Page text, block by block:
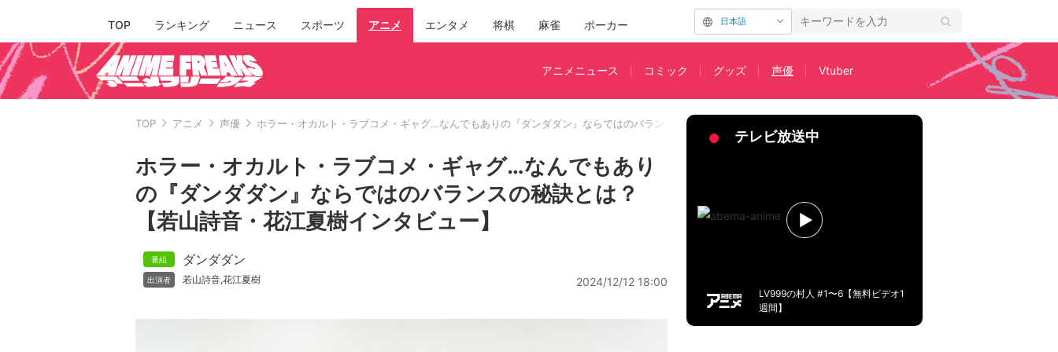
TOP ランキング ニュース スポーツ アニメ エンタメ 将棋 麻雀 ポーカー 日本語
アニメニュース コミック グッズ 声優 Vtuber
TOP アニメ 声優 ホラー・オカルト・ラブコメ・ギャグ…なんでもありの『ダンダダン』ならではのバランスの秘訣とは？【若山詩音・花江夏樹インタビュー】
ホラー・オカルト・ラブコメ・ギャグ…なんでもあり
の『ダンダダン』ならではのバランスの秘訣とは？
【若山詩音・花江夏樹インタビュー】
ダンダダン
若山詩音,花江夏樹 2024/12/12 18:00
テレビ放送中
LV999の村人 #1〜6【無料ビデオ1
週間】